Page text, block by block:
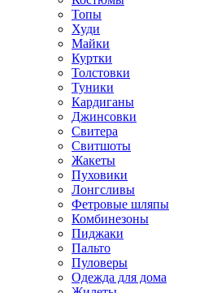
Топы
Худи
Майки
Куртки
Толстовки
Туники
Кардиганы
Джинсовки
Свитера
Свитшоты
Жакеты
Пуховики
Лонгсливы
Фетровые шляпы
Комбинезоны
Пиджаки
Пальто
Пуловеры
Одежда для дома